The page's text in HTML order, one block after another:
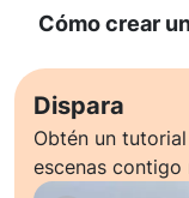
Cómo crear
Dispara
Obtén un
escenas contigo